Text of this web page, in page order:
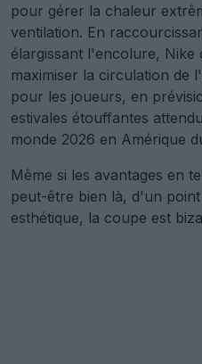
pour gérer la chaleur
ventilation. En
élargissant l'encolure, Nike
maximiser la circulation de
pour les joueurs, en
estivales étouffantes
monde 2026 en Amérique
Même si les avantages en
peut-être bien là, d'un
esthétique, la coupe est